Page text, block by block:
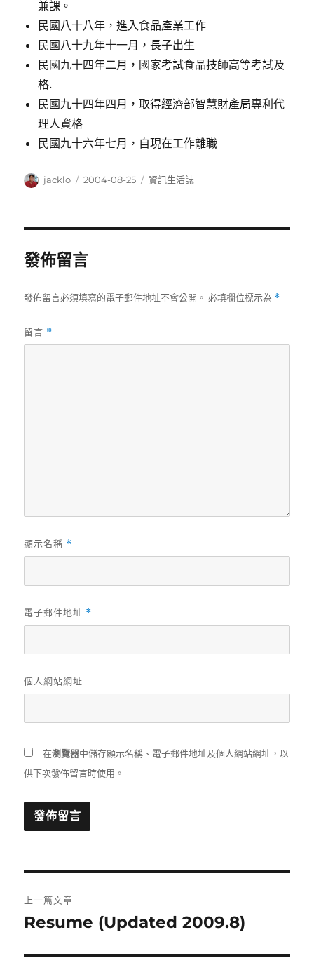
兼課。
民國八十八年，進入食品產業工作
民國八十九年十一月，長子出生
民國九十四年二月，國家考試食品技師高等考試及
格.
民國九十四年四月，取得經濟部智慧財產局專利代
理人資格
民國九十六年七月，自現在工作離職
作
jacklo
發
2004-08-25
分
資訊生活誌
發佈留言
發佈留言必須填寫的電子郵件地址不會公開。 必填欄位標示為 *
留言 *
顯示名稱 *
電子郵件地址 *
個人網站網址
在瀏覽器中儲存顯示名稱、電子郵件地址及個人網站網址，以
供下次發佈留言時使用。
章
上一篇文章
上
篇
Resume (Updated 2009.8)